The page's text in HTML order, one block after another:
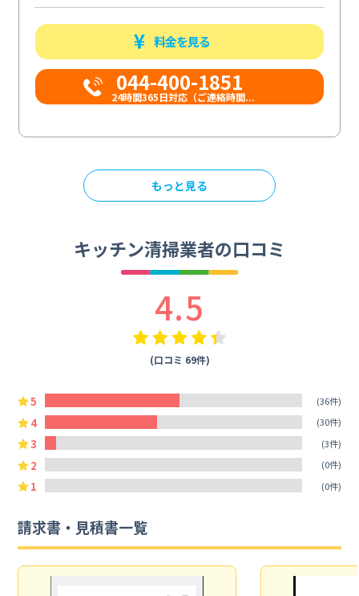
料金を見る
044-400-1851
​​24時間365日対応（ご連絡時間...
もっと見る
キッチン清掃業者の口コミ
4.5
(口コミ 69件)
5 (36件)
4 (30件)
3 (3件)
2 (0件)
1 (0件)
請求書・見積書一覧